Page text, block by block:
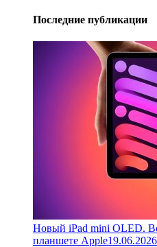
Последние публикации
Новый iPad mini OLED.
планшете Apple19.06.2026